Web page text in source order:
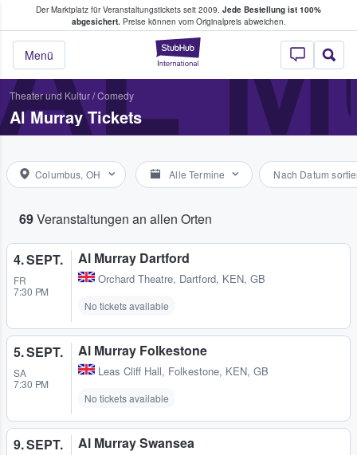
Der Marktplatz für Veranstaltungstickets seit 2009. Jede Bestellung ist 100%
abgesichert.Preise können vom Originalpreis abweichen.
StubHub - Wo
Menü
Tickets kaufen & verkaufen
Theater und Kultur/Comedy
Al Murray Tickets
Columbus, OH Alle Termine Nach Datum
69Veranstaltungen an allen Orten
4. SEPT.
FR
7:30 PM
Al Murray Dartford
Orchard Theatre, Dartford, KEN, GB
No tickets available
5. SEPT.
SA
7:30 PM
Al Murray Folkestone
Leas Cliff Hall, Folkestone, KEN, GB
No tickets available
9. SEPT. Al Murray Swansea